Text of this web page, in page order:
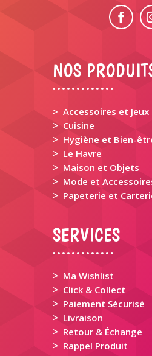
NOS
> Accessoires et Jeux
> Cuisine
> Hygiène et Bien-
> Le Havre
> Maison et Objets
> Mode et
> Papeterie et
SERVICES
> Ma Wishlist
> Click & Collect
> Paiement Sécurisé
> Livraison
> Retour & Échange
> Rappel Produit